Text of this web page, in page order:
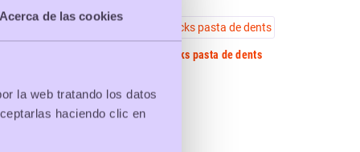
Acerca de las cookies
la web tratando los datos
haciendo clic en
Packs pasta de dents